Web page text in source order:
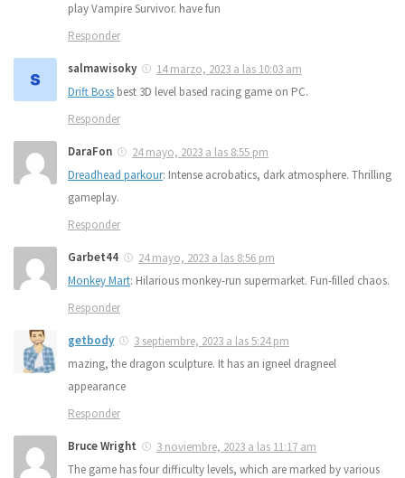
play Vampire Survivor. have fun
Responder
salmawisoky
14 marzo, 2023 a las 10:03 am
Drift Boss best 3D level based racing game on PC.
Responder
DaraFon
24 mayo, 2023 a las 8:55 pm
Dreadhead parkour: Intense acrobatics, dark atmosphere. Thrilling
gameplay.
Responder
Garbet44
24 mayo, 2023 a las 8:56 pm
Monkey Mart: Hilarious monkey-run supermarket. Fun-filled chaos.
Responder
getbody
3 septiembre, 2023 a las 5:24 pm
mazing, the dragon sculpture. It has an igneel dragneel
appearance
Responder
Bruce Wright
3 noviembre, 2023 a las 11:17 am
The game has four difficulty levels, which are marked by various